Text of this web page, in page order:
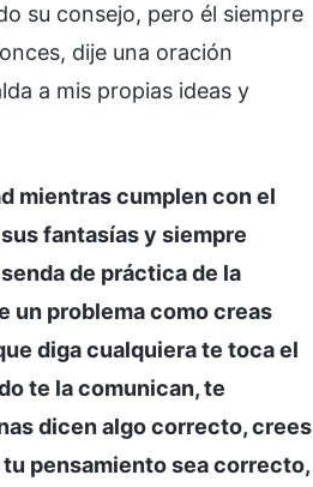
su consejo, pero él siempre
dije una oración
a mis propias ideas y
mientras cumplen con el
fantasías y siempre
de práctica de la
un problema como creas
diga cualquiera te toca el
te la comunican, te
dicen algo correcto, crees
pensamiento sea correcto,